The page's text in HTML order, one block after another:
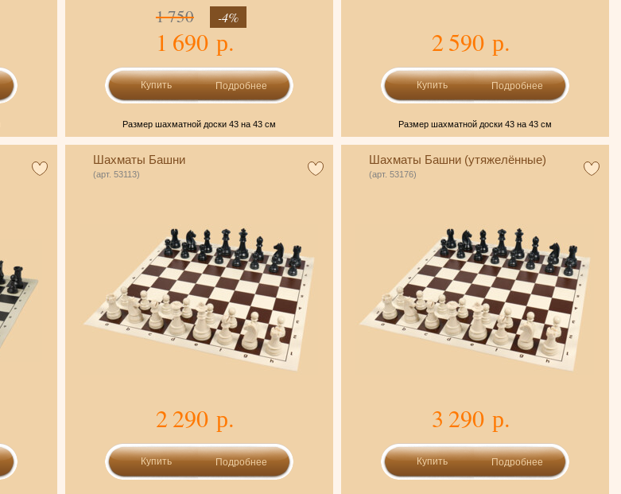
1 750 -4%
1 690 р.
Подробнее
Размер шахматной доски 43 на 43 см
2 590 р.
Подробнее
Размер шахматной доски 43 на 43 см
Шахматы Башни
(арт. 53113)
2 290 р.
Подробнее
Шахматы Башни (утяжелённые)
(арт. 53176)
3 290 р.
Подробнее